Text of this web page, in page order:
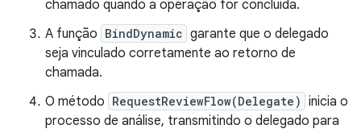
chamado quando a operação for concluída.
A função BindDynamic garante que o delegado
seja vinculado corretamente ao retorno de
chamada.
O método RequestReviewFlow(Delegate) inicia o
processo de análise, transmitindo o delegado para